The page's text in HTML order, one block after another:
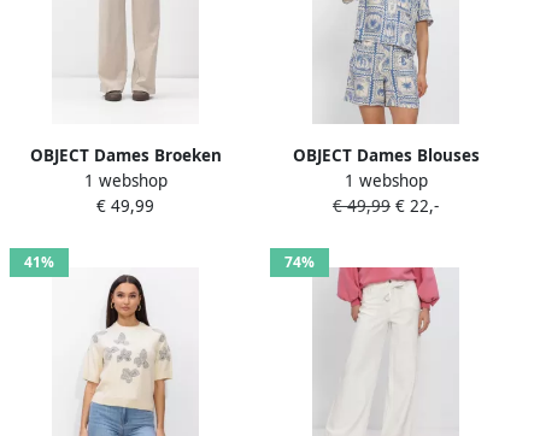
OBJECT Dames Broeken
Objlisa Wide Pant Beige
1 webshop
€ 49,99
OBJECT Dames Blouses
Objvima S s Re Shirt Ecru
1 webshop
€ 49,99 € 22,-
41% 74%